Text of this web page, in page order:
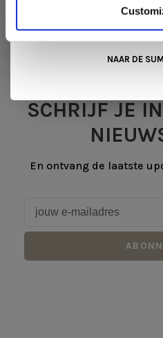
SCHRIJF JE
En ontvang de laatste
mooiste aanbiedingen tijdens
. De koffie of
NAAR DE